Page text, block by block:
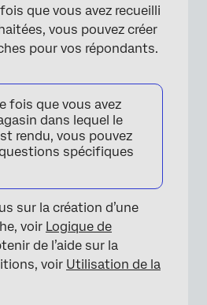
×
que vous avez recueilli
vous pouvez créer
pour vos répondants.
fois que vous avez
dans lequel le
rendu, vous pouvez
spécifiques
sur la création d’une
voir Logique de
de l’aide sur la
voir Utilisation de la